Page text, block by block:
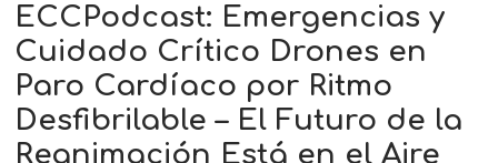
ECCPodcast: Emergencias y
Cuidado Crítico Drones en
Paro Cardíaco por Ritmo
Desfibrilable – El Futuro de la
Reanimación Está en el Aire